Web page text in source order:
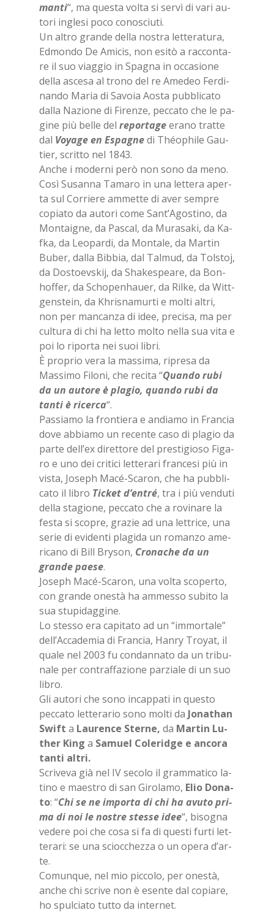
man­ti“, ma que­sta vol­ta si ser­vì di vari au­
to­ri in­gle­si poco co­no­sciu­ti.
Un al­tro gran­de del­la no­stra let­te­ra­tu­ra,
Ed­mon­do De Ami­cis, non esi­tò a rac­con­ta­
re il suo viag­gio in Spa­gna in oc­ca­sio­ne
del­la asce­sa al tro­no del re Ame­deo Fer­di­
nan­do Ma­ria di Sa­vo­ia Ao­sta pub­bli­ca­to
dal­la Na­zio­ne di Fi­ren­ze, pec­ca­to che le pa­
gi­ne più bel­le del re­por­ta­geera­no trat­te
dal Voya­ge en Espa­gnedi Théo­phi­le Gau­
tier, scrit­to nel 1843.
An­che i mo­der­ni però non sono da meno.
Così Su­san­na Ta­ma­ro in una let­te­ra aper­
ta sul Cor­rie­re am­met­te di aver sem­pre
co­pia­to da au­to­ri come San­t’A­go­sti­no, da
Mon­tai­gne, da Pa­scal, da Mu­ra­sa­ki, da Ka­
f­ka, da Leo­par­di, da Mon­ta­le, da Mar­tin
Bu­ber, dal­la Bib­bia, dal Tal­mud, da Tol­stoj,
da Do­stoe­v­skij, da Sha­ke­spea­re, da Bo­n­
hof­fer, da Scho­pe­n­hauer, da Ril­ke, da Witt­
gen­stein, da Kh­ri­sna­mur­ti e mol­ti al­tri,
non per man­can­za di idee, pre­ci­sa, ma per
cul­tu­ra di chi ha let­to mol­to nel­la sua vita e
poi lo ri­por­ta nei suoi li­bri.
È pro­prio vera la mas­si­ma, ri­pre­sa da
Mas­si­mo Fi­lo­ni, che re­ci­ta “Quan­do rubi
da un au­to­re è pla­gio, quan­do rubi da
tan­ti è ri­cer­ca“.
Pas­sia­mo la fron­tie­ra e an­dia­mo in Fran­cia
dove ab­bia­mo un re­cen­te caso di pla­gio da
par­te del­l’ex di­ret­to­re del pre­sti­gio­so Fi­ga­
ro e uno dei cri­ti­ci let­te­ra­ri fran­ce­si più in
vi­sta, Jo­se­ph Macé-Sca­ron, che ha pub­bli­
ca­to il li­bro Tic­ket d’en­tré, tra i più ven­du­ti
del­la sta­gio­ne, pec­ca­to che a ro­vi­na­re la
fe­sta si sco­pre, gra­zie ad una let­tri­ce, una
se­rie di evi­den­ti pla­gi­da un ro­man­zo ame­
ri­ca­no di Bill Bry­son, Cro­na­che da un
gran­de pae­se.
Jo­se­ph Macé-Sca­ron, una vol­ta sco­per­to,
con gran­de one­stà ha am­mes­so su­bi­to la
sua stu­pi­dag­gi­ne.
Lo stes­so era ca­pi­ta­to ad un “im­mor­ta­le”
del­l’Ac­ca­de­mia di Fran­cia, Han­ry Troyat, il
qua­le nel 2003 fu con­dan­na­to da un tri­bu­
na­le per con­traf­fa­zio­ne par­zia­le di un suo
li­bro.
Gli au­to­ri che sono in­cap­pa­ti in que­sto
pec­ca­to let­te­ra­rio sono mol­ti da Jo­na­than
Swift a Lau­ren­ce Ster­ne, da Mar­tin Lu­
ther King a Sa­muel Co­le­rid­ge e an­co­ra
tan­ti al­tri.
Scri­ve­va già nel IV se­co­lo il gram­ma­ti­co la­
ti­no e mae­stro di san Gi­ro­la­mo, Elio Do­na­
to: “Chi se ne im­por­ta di chi ha avu­to pri­
ma di noi le no­stre stes­se idee“, bi­so­gna
ve­de­re poi che cosa si fa di que­sti fur­ti let­
te­ra­ri: se una scioc­chez­za o un ope­ra d’ar­
te.
Co­mun­que, nel mio pic­co­lo, per one­stà,
an­che chi scri­ve non è esen­te dal co­pia­re,
ho spul­cia­to tut­to da in­ter­net.